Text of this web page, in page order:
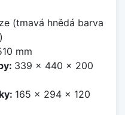
(tmavá hnědá barva
mm
339 x 440 x 200
165 x 294 x 120